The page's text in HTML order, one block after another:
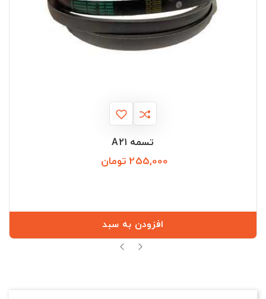
تسمه A21
255,000 تومان
افزودن به سبد